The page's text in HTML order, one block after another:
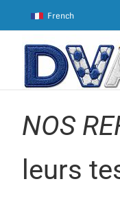
contenu
French
NOS
leurs